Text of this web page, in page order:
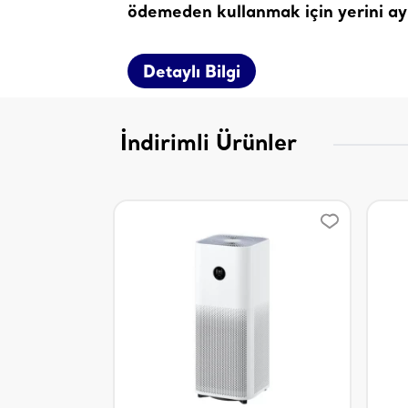
ödemeden kullanmak için yerini
Detaylı Bilgi
İndirimli Ürünler